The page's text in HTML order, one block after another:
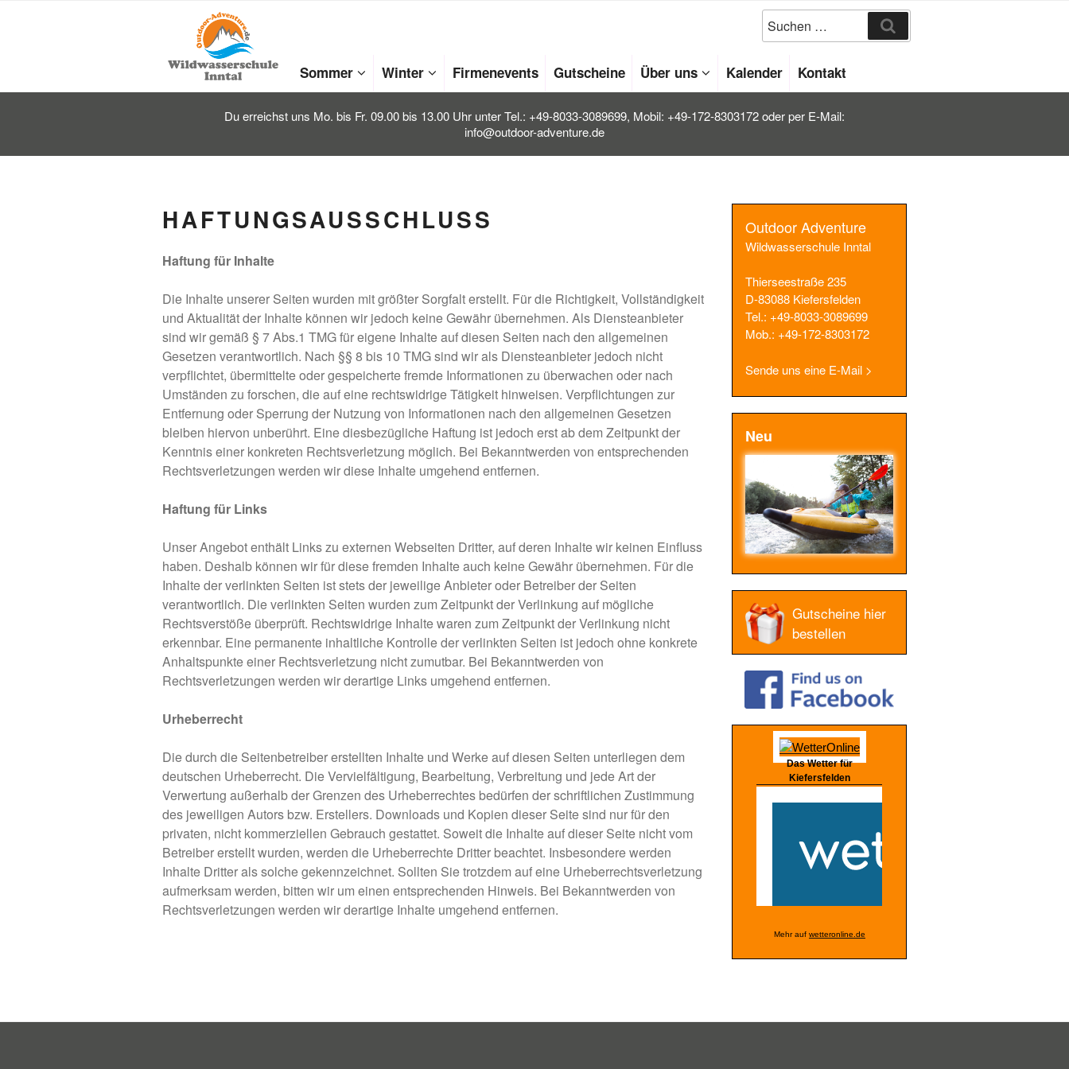
Sommer Winter Firmenevents Gutscheine Über uns Kalender Kontakt
Du erreichst uns Mo. bis Fr. 09.00 bis 13.00 Uhr unter Tel.: +49-8033-3089699, Mobil: +49-172-8303172 oder per E-Mail:
info@outdoor-adventure.de
HAFTUNGSAUSSCHLUSS
Haftung für Inhalte
Die Inhalte unserer Seiten wurden mit größter Sorgfalt erstellt. Für die Richtigkeit, Vollständigkeit
und Aktualität der Inhalte können wir jedoch keine Gewähr übernehmen. Als Diensteanbieter
sind wir gemäß § 7 Abs.1 TMG für eigene Inhalte auf diesen Seiten nach den allgemeinen
Gesetzen verantwortlich. Nach §§ 8 bis 10 TMG sind wir als Diensteanbieter jedoch nicht
verpflichtet, übermittelte oder gespeicherte fremde Informationen zu überwachen oder nach
Umständen zu forschen, die auf eine rechtswidrige Tätigkeit hinweisen. Verpflichtungen zur
Entfernung oder Sperrung der Nutzung von Informationen nach den allgemeinen Gesetzen
bleiben hiervon unberührt. Eine diesbezügliche Haftung ist jedoch erst ab dem Zeitpunkt der
Kenntnis einer konkreten Rechtsverletzung möglich. Bei Bekanntwerden von entsprechenden
Rechtsverletzungen werden wir diese Inhalte umgehend entfernen.
Haftung für Links
Unser Angebot enthält Links zu externen Webseiten Dritter, auf deren Inhalte wir keinen Einfluss
haben. Deshalb können wir für diese fremden Inhalte auch keine Gewähr übernehmen. Für die
Inhalte der verlinkten Seiten ist stets der jeweilige Anbieter oder Betreiber der Seiten
verantwortlich. Die verlinkten Seiten wurden zum Zeitpunkt der Verlinkung auf mögliche
Rechtsverstöße überprüft. Rechtswidrige Inhalte waren zum Zeitpunkt der Verlinkung nicht
erkennbar. Eine permanente inhaltliche Kontrolle der verlinkten Seiten ist jedoch ohne konkrete
Anhaltspunkte einer Rechtsverletzung nicht zumutbar. Bei Bekanntwerden von
Rechtsverletzungen werden wir derartige Links umgehend entfernen.
Urheberrecht
Die durch die Seitenbetreiber erstellten Inhalte und Werke auf diesen Seiten unterliegen dem
deutschen Urheberrecht. Die Vervielfältigung, Bearbeitung, Verbreitung und jede Art der
Verwertung außerhalb der Grenzen des Urheberrechtes bedürfen der schriftlichen Zustimmung
des jeweiligen Autors bzw. Erstellers. Downloads und Kopien dieser Seite sind nur für den
privaten, nicht kommerziellen Gebrauch gestattet. Soweit die Inhalte auf dieser Seite nicht vom
Betreiber erstellt wurden, werden die Urheberrechte Dritter beachtet. Insbesondere werden
Inhalte Dritter als solche gekennzeichnet. Sollten Sie trotzdem auf eine Urheberrechtsverletzung
aufmerksam werden, bitten wir um einen entsprechenden Hinweis. Bei Bekanntwerden von
Rechtsverletzungen werden wir derartige Inhalte umgehend entfernen.
Outdoor Adventure
Wildwasserschule Inntal
Thierseestraße 235
D-83088 Kiefersfelden
Tel.: +49-8033-3089699
Mob.: +49-172-8303172
Sende uns eine E-Mail >
Neu
Gutscheine hier
bestellen
Das Wetter für
Kiefersfelden
Mehr auf wetteronline.de